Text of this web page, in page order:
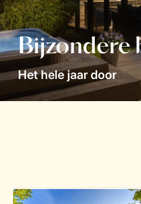
Bijzondere
Het hele jaar door